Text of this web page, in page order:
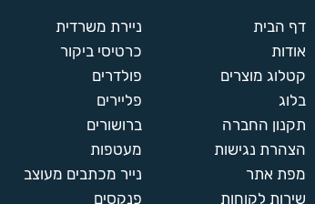
דף הבית
אודות
קטלוג מוצרים
בלוג
תקנון החברה
הצהרת נגישות
מפת אתר
שירות לקוחות
ניירת משרדית
כרטיסי ביקור
פולדרים
פליירים
ברושורים
מעטפות
נייר מכתבים מעוצב
פנקסים